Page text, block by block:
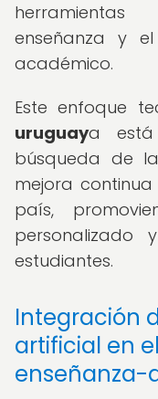
enseñanza y
académico.
Este enfoque
uruguaya está
búsqueda de
mejora
país,
estudiantes.
Integración
artificial en
enseñanza-